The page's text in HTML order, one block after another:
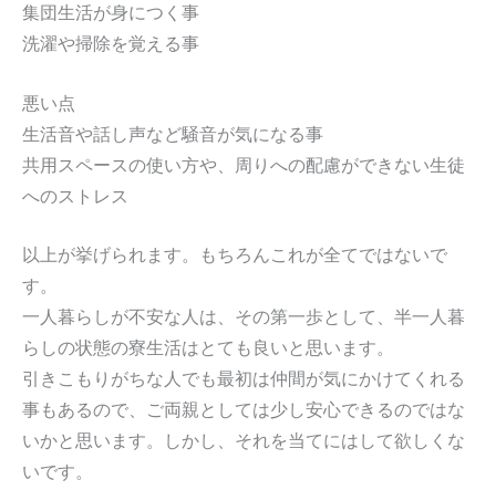
集団生活が身につく事
洗濯や掃除を覚える事
悪い点
生活音や話し声など騒音が気になる事
共用スペースの使い方や、周りへの配慮ができない生徒
へのストレス
以上が挙げられます。もちろんこれが全てではないで
す。
一人暮らしが不安な人は、その第一歩として、半一人暮
らしの状態の寮生活はとても良いと思います。
引きこもりがちな人でも最初は仲間が気にかけてくれる
事もあるので、ご両親としては少し安心できるのではな
いかと思います。しかし、それを当てにはして欲しくな
いです。